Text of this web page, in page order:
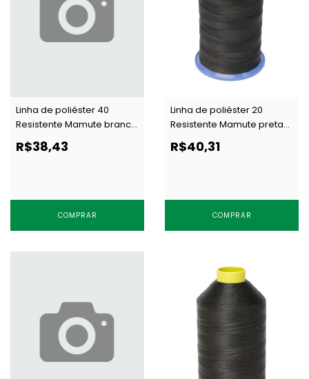
Linha de poliéster 40
Resistente Mamute branca
c/ 250 g
R$38,43
COMPRAR
Linha de poliéster 20
Resistente Mamute preta
c/ 250 g
R$40,31
COMPRAR